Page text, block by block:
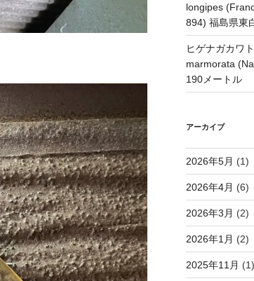
longipes
894) 福島県東
ヒゲナガカワ
marmorata
190メートル
アーカイブ
2026年5月 (1)
2026年4月 (6)
2026年3月 (2)
2026年1月 (2)
2025年11月 (1)